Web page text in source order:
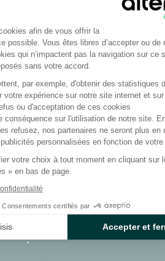
consommations en fonction du
pour éviter les coupures de
fournisseur et
d'énergie
verte
,
locale
et
carbone
.
de Gestion du
afin de vous offrir la
possible. Vous êtes libres d’accepter ou de
qui n’impactent pas la navigation sur ce
sans votre accord.
par exemple, d'obtenir des statistiques
votre expérience sur notre site internet et
ou d'acceptation de ces cookies
conséquence sur l'utilisation de notre site.
refusez, nos partenaires ne seront plus en
personnalisées en fonction de votre
votre choix à tout moment en cliquant sur
» en bas de page.
Consentements certifiés par
Accepter et
Axeptio consent